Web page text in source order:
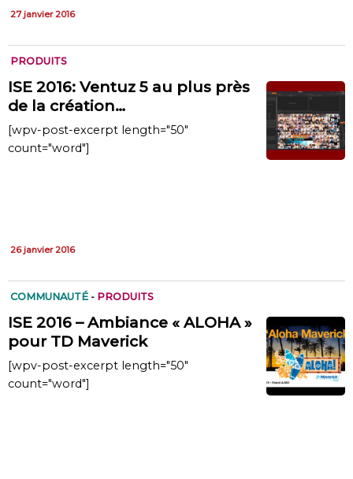
27 janvier 2016
PRODUITS
ISE 2016: Ventuz 5 au plus près
de la création…
[wpv-post-excerpt length="50"
count="word"]
26 janvier 2016
COMMUNAUTÉ - PRODUITS
ISE 2016 – Ambiance « ALOHA »
pour TD Maverick
[wpv-post-excerpt length="50"
count="word"]